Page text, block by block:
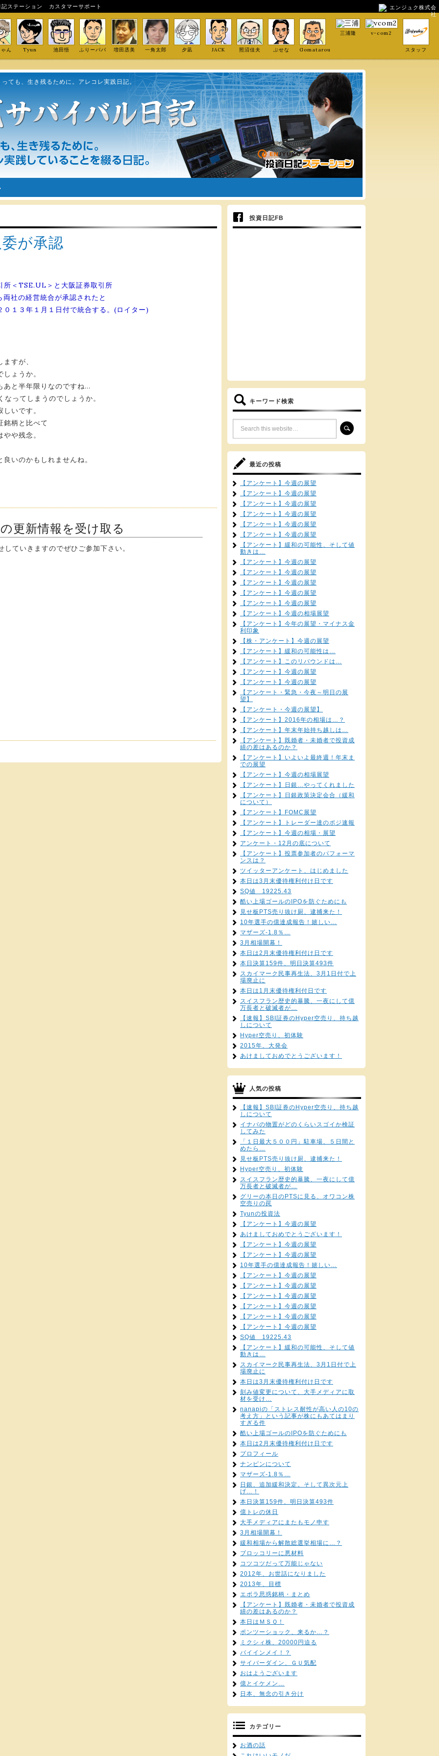
ステーション カスタマーサポート
エンジュク株式会
社
ん Tyun 池田悟 ふりーパパ 増田丞美 一角太郎 夕凪 JACK 照沼佳夫 ぶせな Gomatarou
三浦隆 v-com2
スタッフ
ても、生き残るために。アレコレ実践日記。
が承認
＜TSE.UL＞と大阪証券取引所
社の経営統合が承認されたと
１３年１月１日付で統合する。(ロイター)
すが、
ょうか。
あと半年限りなのですね…
ってしまうのでしょうか。
いです。
銘柄と比べて
や残念。
いのかもしれませんね。
更新情報を受け取る
ていきますのでぜひご参加下さい。
投資日記FB
キーワード検索
最近の投稿
【アンケート】今週の展望
【アンケート】今週の展望
【アンケート】今週の展望
【アンケート】今週の展望
【アンケート】今週の展望
【アンケート】今週の展望
【アンケート】緩和の可能性、そして値
動きは…
【アンケート】今週の展望
【アンケート】今週の展望
【アンケート】今週の展望
【アンケート】今週の展望
【アンケート】今週の展望
【アンケート】今週の相場展望
【アンケート】今年の展望・マイナス金
利印象
【株・アンケート】今週の展望
【アンケート】緩和の可能性は…
【アンケート】このリバウンドは…
【アンケート】今週の展望
【アンケート】今週の展望
【アンケート・緊急・今夜～明日の展
望】
【アンケート・今週の展望】
【アンケート】2016年の相場は…？
【アンケート】年末年始持ち越しは…
【アンケート】既婚者・未婚者で投資成
績の差はあるのか？
【アンケート】いよいよ最終週！年末ま
での展望
【アンケート】今週の相場展望
【アンケート】日銀…やってくれました
【アンケート】日銀政策決定会合（緩和
について）
【アンケート】FOMC展望
【アンケート】トレーダー達のポジ速報
【アンケート】今週の相場・展望
アンケート・12月の底について
【アンケート】投票参加者のパフォーマ
ンスは？
ツイッターアンケート、はじめました
本日は3月末優待権利付け日です
SQ値 19225.43
酷い上場ゴールのIPOを防ぐためにも
見せ板PTS売り抜け厨、逮捕来た！
10年選手の億達成報告！嬉しい…
マザーズ-1.8％…
3月相場開幕！
本日は2月末優待権利付け日です
本日決算159件、明日決算493件
スカイマーク民事再生法、3月1日付で上
場廃止に
本日は1月末優待権利付日です
スイスフラン歴史的暴騰、一夜にして億
万長者と破滅者が…
【速報】SBI証券のHyper空売り、持ち越
しについて
Hyper空売り、初体験
2015年、大発会
あけましておめでとうございます！
人気の投稿
【速報】SBI証券のHyper空売り、持ち越
しについて
イナバの物置がどのくらいスゴイか検証
してみた
「１日最大５００円」駐車場、５日間と
めたら…
見せ板PTS売り抜け厨、逮捕来た！
Hyper空売り、初体験
スイスフラン歴史的暴騰、一夜にして億
万長者と破滅者が…
グリーの本日のPTSに見る、オワコン株
空売りの罠
Tyunの投資法
【アンケート】今週の展望
あけましておめでとうございます！
【アンケート】今週の展望
【アンケート】今週の展望
10年選手の億達成報告！嬉しい…
【アンケート】今週の展望
【アンケート】今週の展望
【アンケート】今週の展望
【アンケート】今週の展望
【アンケート】今週の展望
【アンケート】今週の展望
SQ値 19225.43
【アンケート】緩和の可能性、そして値
動きは…
スカイマーク民事再生法、3月1日付で上
場廃止に
本日は3月末優待権利付け日です
刻み値変更について、大手メディアに取
材を受け…
nanapiの「ストレス耐性が高い人の10の
考え方」という記事が株にもあてはまり
すぎる件
酷い上場ゴールのIPOを防ぐためにも
本日は2月末優待権利付け日です
プロフィール
ナンピンについて
マザーズ-1.8％…
日銀、追加緩和決定。そして異次元上
げ…！
本日決算159件、明日決算493件
億トレの休日
大手メディアにまたもモノ申す
3月相場開幕！
緩和相場から解散総選挙相場に…？
ブロッコリーに悪材料
コツコツだって万能じゃない
2012年、お世話になりました
2013年、目標
エボラ思惑銘柄・まとめ
【アンケート】既婚者・未婚者で投資成
績の差はあるのか？
本日はＭＳＱ！
ポンツーショック、来るか…？
ミクシィ株、20000円迫る
バイインメイ！？
サイバーダイン、ＧＵ気配
おはようございます
億とイケメン…
日本、無念の引き分け
カテゴリー
お酒の話